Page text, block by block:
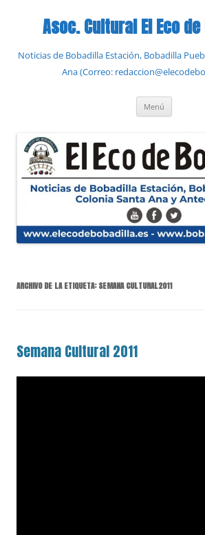
contenidoAsoc. Cultural El Eco
Noticias de Bobadilla Estación, Bobadilla
Ana (Correo:
Menú
ARCHIVO DE LA ETIQUETA:SEMANA CULTURAL2011
Semana Cultural 2011